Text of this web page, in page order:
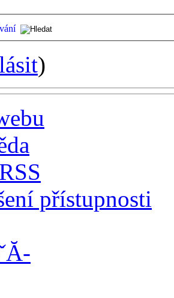
)
přístupnosti